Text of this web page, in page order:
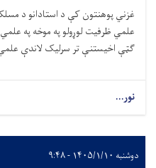
غزني پوهنتون کې د استادانو د
علمي ظرفیت لوړولو په موخه په
ګټې اخیستنې تر سرلیک لاندې
نور...
دوشنبه ۱۴۰۵/۱/۱۰ - ۹:۴۸